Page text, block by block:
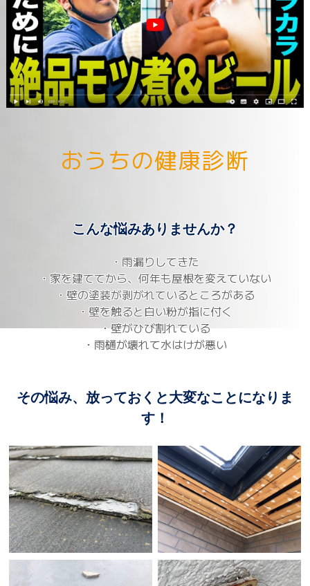
おうちの健康診断
こんな悩みありませんか？
・雨漏りしてきた
・家を建ててから、何年も屋根を変えていない
・壁の塗装が剥がれているところがある
・壁を触ると白い粉が指に付く
・壁がひび割れている
・雨樋が壊れて水はけが悪い
その悩み、放っておくと大変なことになりま
す！